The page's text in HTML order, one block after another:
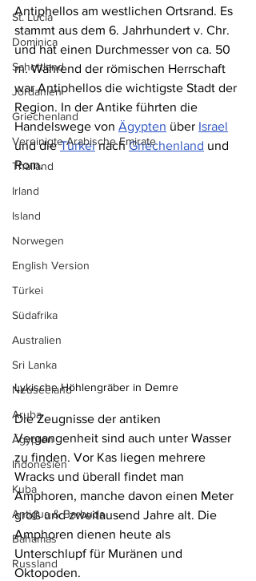
St. Lucia
Dominica
Schottland
Jordanien
Griechenland
Vereinigte Arabische Emirate
Thailand
Irland
Island
Norwegen
English Version
Türkei
Südafrika
Australien
Sri Lanka
Neuseeland
Aruba
Ägypten
Indonesien
Kuba
Antigua & Barbuda
Bahamas
Russland
Antiphellos am westlichen Ortsrand. Es
stammt aus dem 6. Jahrhundert v. Chr.
und hat einen Durchmesser von ca. 50
m. Während der römischen Herrschaft
war Antiphellos die wichtigste Stadt der
Region. In der Antike führten die
Handelswege von Ägypten über Israel
und die Türkei nach Griechenland und
Rom.
Lykische Höhlengräber in Demre
Die Zeugnisse der antiken
Vergangenheit sind auch unter Wasser
zu finden. Vor Kas liegen mehrere
Wracks und überall findet man
Amphoren, manche davon einen Meter
groß und zweitausend Jahre alt. Die
Amphoren dienen heute als
Unterschlupf für Muränen und
Oktopoden.